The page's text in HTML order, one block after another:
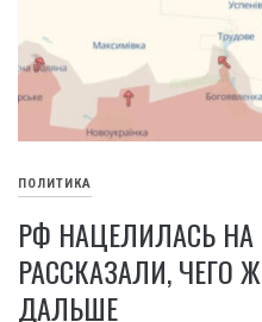
ПОЛИТИКА
РФ НАЦЕЛИЛАСЬ НА
РАССКАЗАЛИ, ЧЕГО
ДАЛЬШЕ